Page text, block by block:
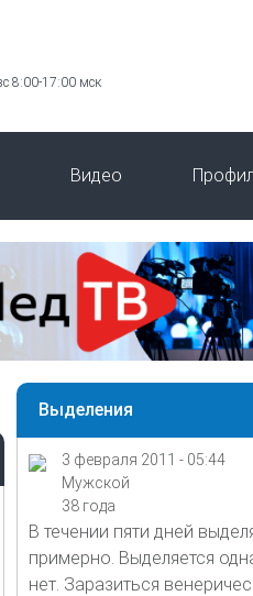
8:00-17:00 мск
Видео
Выделения
3 февраля 2011 - 05:44
Мужской
38 года
В течении пяти дней
примерно. Выделяется
нет. Заразиться